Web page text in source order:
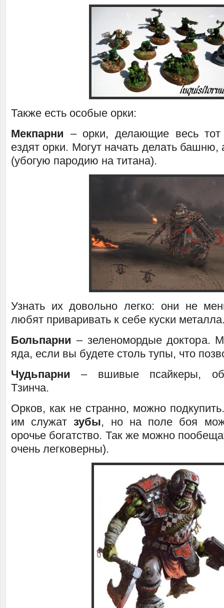
Также есть особые орки:
Мекпарни – орки, делающие весь
ездят орки. Могут начать делать башню,
(убогую пародию на титана).
Узнать их довольно легко: они не
любят приваривать к себе куски
Больпарни – зеленомордые доктора.
яда, если вы будете столь тупы, что
Чудьпарни – вшивые псайкеры,
Тзинча.
Орков, как не странно, можно
им служатзубы, но на поле боя
орочье богатство. Так же можно
очень легковерны).